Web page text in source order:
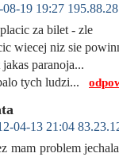
08-19 19:27
za bilet - zle
wiecej niz sie
jakas paranoja...
tych ludzi...
04-13 21:04
mam problem